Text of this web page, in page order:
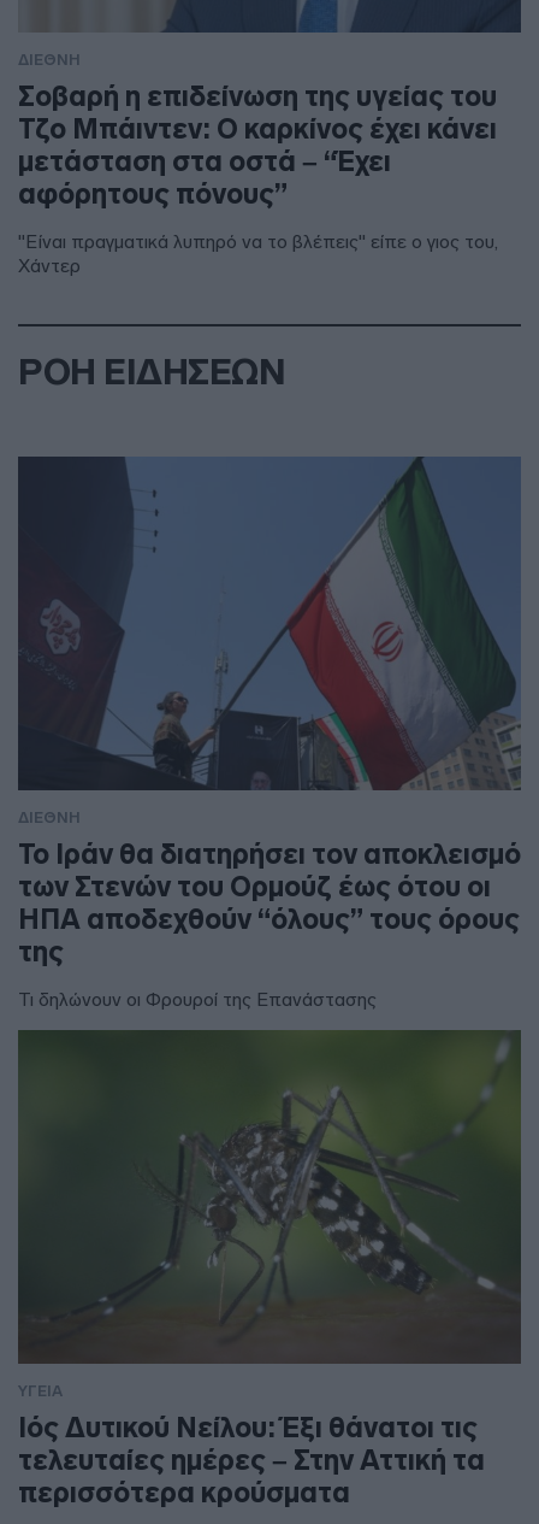
ΔΙΕΘΝΗ
Σοβαρή η επιδείνωση της υγείας του
Τζο Μπάιντεν: Ο καρκίνος έχει κάνει
μετάσταση στα οστά – “Έχει
αφόρητους πόνους”
"Είναι πραγματικά λυπηρό να το βλέπεις" είπε ο γιος του,
Χάντερ
ΡΟΗ ΕΙΔΗΣΕΩΝ
ΔΙΕΘΝΗ
To Ιράν θα διατηρήσει τον αποκλεισμό
των Στενών του Ορμούζ έως ότου οι
ΗΠΑ αποδεχθούν “όλους” τους όρους
της
Τι δηλώνουν οι Φρουροί της Επανάστασης
ΥΓΕΙΑ
Ιός Δυτικού Νείλου: Έξι θάνατοι τις
τελευταίες ημέρες – Στην Αττική τα
περισσότερα κρούσματα